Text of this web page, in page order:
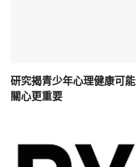
研究揭青少年心理健康可
關心更重要